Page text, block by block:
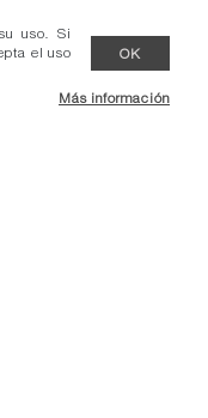
uso. Si
el uso
OK
Más información